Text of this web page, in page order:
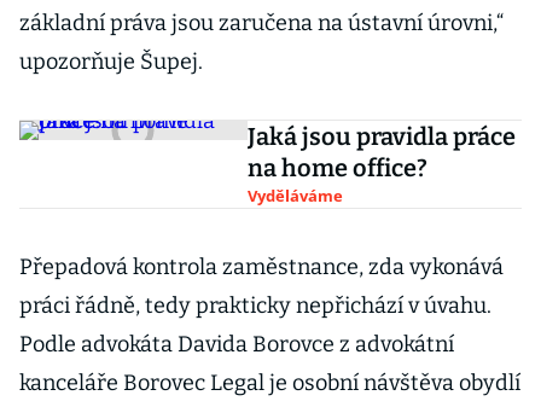
základní práva jsou zaručena na ústavní úrovni,“
upozorňuje Šupej.
Jaká jsou pravidla práce
na home office?
Vyděláváme
Přepadová kontrola zaměstnance, zda vykonává
práci řádně, tedy prakticky nepřichází v úvahu.
Podle advokáta Davida Borovce z advokátní
kanceláře Borovec Legal je osobní návštěva obydlí